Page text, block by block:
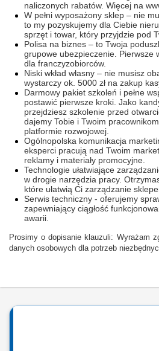
naliczonych rabatów. Więcej na
W pełni wyposażony sklep – nie
to my pozyskujemy dla Ciebie
sprzęt i towar, który przyjdzie pod
Polisa na biznes – to Twoja
grupowe ubezpieczenie. Pierwsze
dla franczyzobiorców.
Niski wkład własny – nie musisz
wystarczy ok. 5000 zł na zakup
Darmowy pakiet szkoleń i pełne
postawić pierwsze kroki. Jako
przejdziesz szkolenie przed
dajemy Tobie i Twoim
platformie rozwojowej.
Ogólnopolska komunikacja
eksperci pracują nad Twoim
reklamy i materiały promocyjne.
Technologie ułatwiające
w drogie narzędzia pracy.
które ułatwią Ci zarządzanie
Serwis techniczny - oferujemy
zapewniający ciągłość
awarii.
Prosimy o dopisanie klauzuli: Wyrażam
danych osobowych dla potrzeb